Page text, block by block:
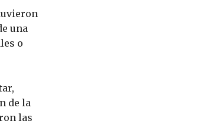
una
o
de la
las